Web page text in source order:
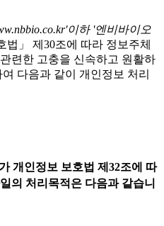
이하 '엔비바이오
법」 제30조에 따라 정보주체
련한 고충을 신속하고 원활하
다음과 같이 개인정보 처리
개인정보 보호법 제32조에 따
의 처리목적은 다음과 같습니